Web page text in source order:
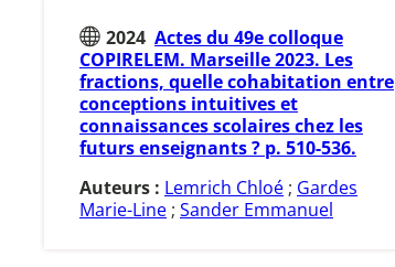
2024 Actes du 49e colloque
COPIRELEM. Marseille 2023. Les
fractions, quelle cohabitation entre
conceptions intuitives et
connaissances scolaires chez les
futurs enseignants ? p. 510-536.
Auteurs : Lemrich Chloé ; Gardes
Marie-Line ; Sander Emmanuel